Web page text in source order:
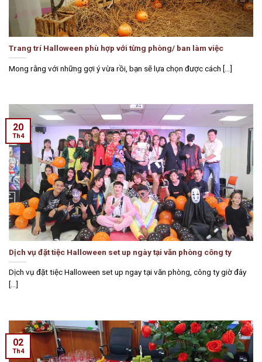
Trang trí Halloween phù hợp với từng phòng/ ban làm việc
Mong rằng với những gợi ý vừa rồi, bạn sẽ lựa chọn được cách [...]
Dịch vụ đặt tiệc Halloween set up ngày tại văn phòng công ty
Dịch vụ đặt tiệc Halloween set up ngay tại văn phòng, công ty giờ đây
[...]
20
Th4
02
Th4